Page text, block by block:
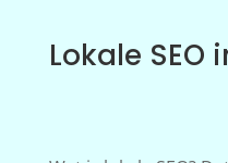
Lokale SEO